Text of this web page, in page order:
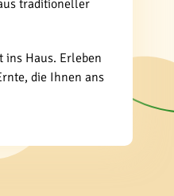
traditioneller
Haus. Erleben
die Ihnen ans